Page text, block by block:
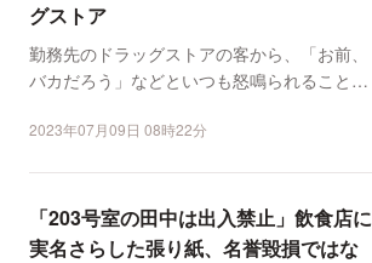
グストア
勤務先のドラッグストアの客から、「お前、
バカだろう」などといつも怒鳴られることに
2023年07月09日 08時22分
「203号室の田中は出入禁止」飲食店に
実名さらした張り紙、名誉毀損ではな